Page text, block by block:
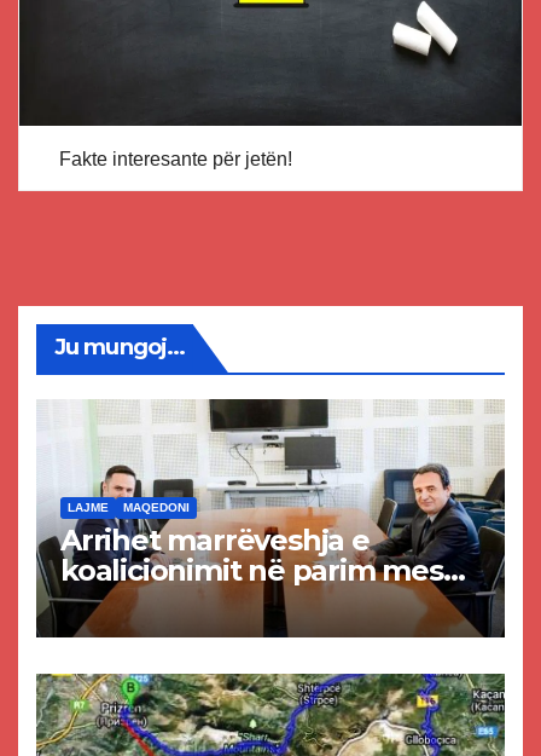
Fakte interesante për jetën!
Ju mungoj...
LAJME MAQEDONI
Arrihet marrëveshja e
koalicionimit në parim mes
Kurtit dhe Abdixhikut